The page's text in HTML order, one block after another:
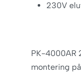
230V
PK-4000AR
montering